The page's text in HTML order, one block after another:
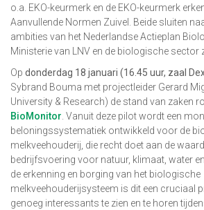
o.a. EKO-keurmerk en de EKO-keurmerk
Aanvullende Normen Zuivel. Beide sluiten
ambities van het Nederlandse Actieplan
Ministerie van LNV en de biologische sector
Op donderdag 18 januari (16.45 uur, zaal
Sybrand Bouma met projectleider Gerard
University & Research) de stand van zaken
BioMonitor. Vanuit deze pilot wordt een
beloningssystematiek ontwikkeld voor de
melkveehouderij, die recht doet aan de
bedrijfsvoering voor natuur, klimaat, water
de erkenning en borging van het biologische
melkveehouderijsysteem is dit een cruciaal
genoeg interessants te zien en te horen